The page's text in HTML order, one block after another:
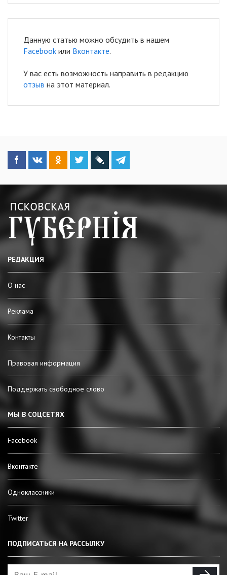
Данную статью можно обсудить в нашем
Facebook или Вконтакте.
У вас есть возможность направить в редакцию
отзыв на этот материал.
РЕДАКЦИЯ
О нас
Реклама
Контакты
Правовая информация
Поддержать свободное слово
МЫ В СОЦСЕТЯХ
Facebook
Вконтакте
Одноклассники
Twitter
ПОДПИСАТЬСЯ НА РАССЫЛКУ